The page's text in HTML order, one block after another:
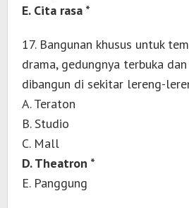
E. Cita rasa *
17. Bangunan khusus untuk
drama, gedungnya terbuka
dibangun di sekitar lereng-
A. Teraton
B. Studio
C. Mall
D. Theatron *
E. Panggung